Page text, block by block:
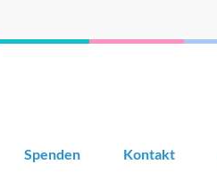
Spenden Kontakt